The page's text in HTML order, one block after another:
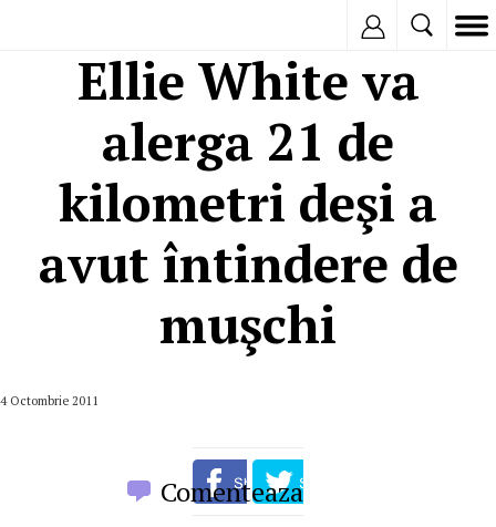
Ellie White va
alerga 21 de
kilometri deşi a
avut întindere de
muşchi
4 Octombrie 2011
Comenteaza